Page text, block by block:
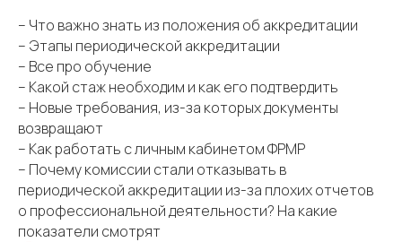
– Что важно знать из положения об аккредитации
– Этапы периодической аккредитации
– Все про обучение
– Какой стаж необходим и как его подтвердить
– Новые требования, из-за которых документы
возвращают
– Как работать с личным кабинетом ФРМР
– Почему комиссии стали отказывать в
периодической аккредитации из-за плохих отчетов
о профессиональной деятельности? На какие
показатели смотрят